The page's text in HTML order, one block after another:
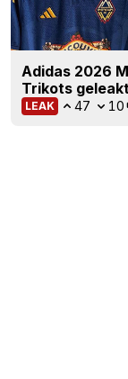
Adidas 2026
Trikots geleakt
LEAK 47 10